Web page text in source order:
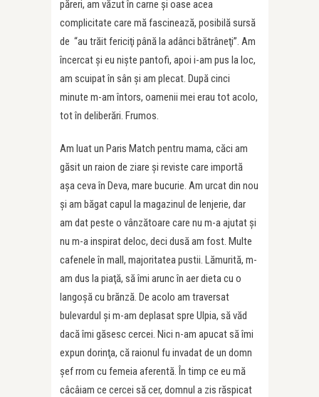
păreri, am văzut în carne şi oase acea
complicitate care mă fascinează, posibilă sursă
de “au trăit fericiţi până la adânci bătrâneţi”. Am
încercat şi eu nişte pantofi, apoi i-am pus la loc,
am scuipat în sân şi am plecat. După cinci
minute m-am întors, oamenii mei erau tot acolo,
tot în deliberări. Frumos.
Am luat un Paris Match pentru mama, căci am
găsit un raion de ziare şi reviste care importă
aşa ceva în Deva, mare bucurie. Am urcat din nou
şi am băgat capul la magazinul de lenjerie, dar
am dat peste o vânzătoare care nu m-a ajutat şi
nu m-a inspirat deloc, deci dusă am fost. Multe
cafenele în mall, majoritatea pustii. Lămurită, m-
am dus la piaţă, să îmi arunc în aer dieta cu o
langoşă cu brănză. De acolo am traversat
bulevardul şi m-am deplasat spre Ulpia, să văd
dacă îmi găsesc cercei. Nici n-am apucat să îmi
expun dorinţa, că raionul fu invadat de un domn
şef rrom cu femeia aferentă. În timp ce eu mă
câcâiam ce cercei să cer, domnul a zis răspicat